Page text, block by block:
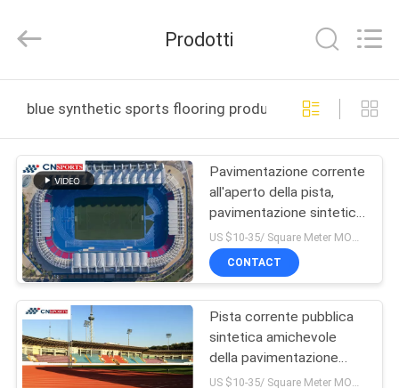
PRODOTTI
CIRCA
NOI
GIRO
DELLA
FABBRICA
Materials
Rights
Prodotti
blue synthetic sports flooring produzione online
Pavimentazione corrente
all'aperto della pista,
pavimentazione sintetica
blu di sport
US $10-35/ Square Meter MOQ:/
CONTACT
Pista corrente pubblica
sintetica amichevole
della pavimentazione
1.12Mpa di sport di Eco